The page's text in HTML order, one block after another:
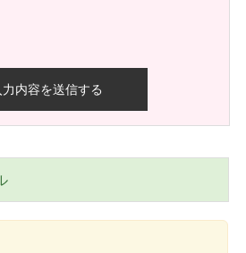
のままにしてください。